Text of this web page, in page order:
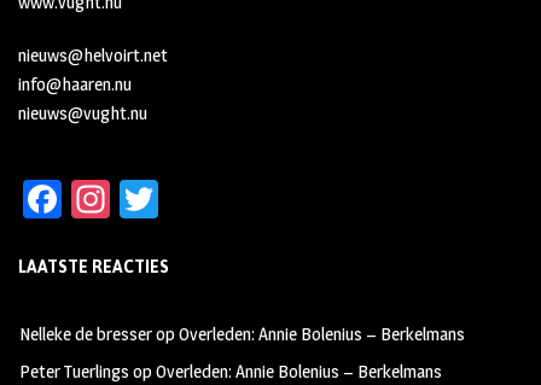
nieuws@helvoirt.net
info@haaren.nu
nieuws@vught.nu
Fa
b
oo
k
In
ag
m
tt
LAATSTE REACTIES
Nelleke de bresseropOverleden: Annie Bolenius – Berkelmans
Peter Tuerlings opOverleden: Annie Bolenius – Berkelmans